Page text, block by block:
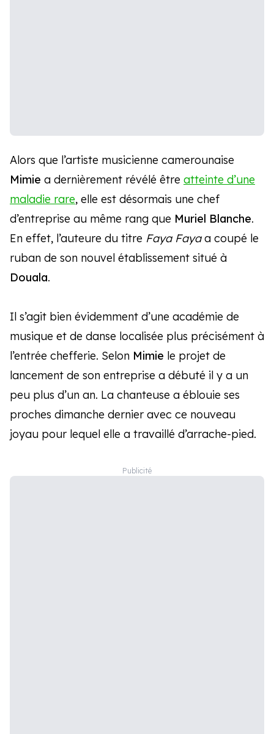
Alors que l’artiste musicienne camerounaise
Mimie a dernièrement révélé être atteinte d’une
maladie rare, elle est désormais une chef
d’entreprise au même rang que Muriel Blanche.
En effet, l’auteure du titre Faya Fayaa coupé le
ruban de son nouvel établissement situé à
Douala.
Il s’agit bien évidemment d’une académie de
musique et de danse localisée plus précisément à
l’entrée chefferie. Selon Mimie le projet de
lancement de son entreprise a débuté il y a un
peu plus d’un an. La chanteuse a éblouie ses
proches dimanche dernier avec ce nouveau
joyau pour lequel elle a travaillé d’arrache-pied.